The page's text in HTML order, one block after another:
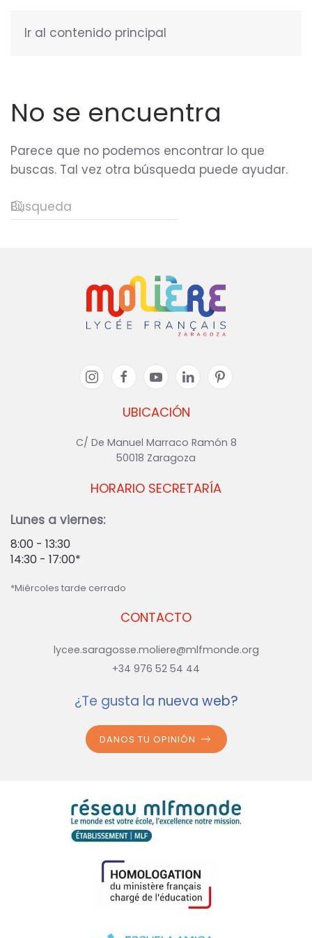
Ir al contenido principal
No se encuentra
Parece que no podemos encontrar lo que
buscas. Tal vez otra búsqueda puede ayudar.
UBICACIÓN
C/ De Manuel Marraco Ramón 8
50018 Zaragoza
CONTACTO
lycee.saragosse.moliere@mlfmonde.org
+34 976 52 54 44
HORARIO SECRETARÍA
Lunes a viernes:
8:00 - 13:30
14:30 - 17:00*
*Miércoles tarde cerrado
¿Te gusta la nueva web?
DANOS TU OPINIÓN